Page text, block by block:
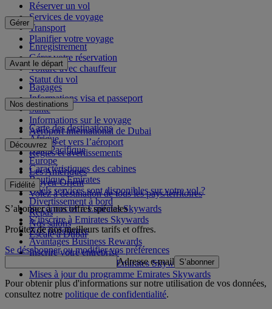
Réserver un vol
Services de voyage
Transport
Planifier votre voyage
Gérer
Enregistrement
Gérer votre réservation
Voiture avec chauffeur
Statut du vol
Avant le départ
Bagages
Informations visa et passeport
Santé
Informations sur le voyage
Aéroport international de Dubai
Depuis et vers l’aéroport
Règles et avertissements
Nos destinations
Carte des destinations
Afrique
Asie-Pacifique
Europe
Les Amériques
Moyen-Orient
Volez à destination de tous les pays/territoires
Découvrez
Caractéristiques des cabines
Boutique Emirates
Quels services sont disponibles sur votre vol ?
Divertissement à bord
Repas
Nos salons
Escale à Dubai
Fidélité
Se connecter à Emirates Skywards
S’inscrire à Emirates Skywards
Nos partenaires
Avantages Business Rewards
Inscrire votre entreprise
Règles du programme Emirates Skywards
Mises à jour du programme Emirates Skywards
S’abonner à nos offres spéciales
Profitez de nos meilleurs tarifs et offres.
Se désabonner ou modifier vos préférences
Adresse e-mail S’abonner
Pour obtenir plus d'informations sur notre utilisation de vos données,
consultez notre politique de confidentialité.